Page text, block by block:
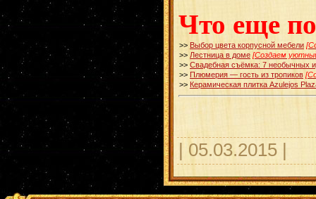
Что еще
>> Выбор цвета корпусной мебели
>> Лестница в доме [Создаем
>> Свадебная съёмка: 7 необычных
>> Плюмерия — гость из тропиков
>> Керамическая плитка Azulejos
| 05.03.2015 |